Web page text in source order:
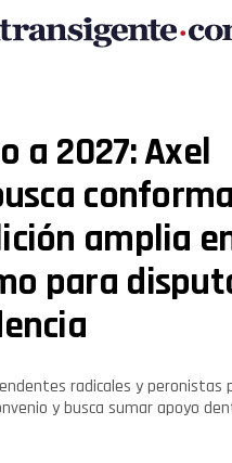
a 2027: Axel
amplia
para
radicales y peronistas
y busca sumar apoyo
Flipboard
Pinterest
Whatsapp